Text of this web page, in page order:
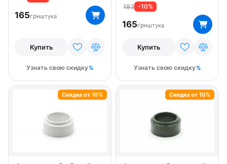
Цвет Зеленый Цвет Коричневый
Цвет Серый Цвет Черный
165грнштука
Купить
Узнать свою скидку
183 -10%
165грнштука
Купить
Узнать свою скидку
Скидка от 10% Скидка от 10%